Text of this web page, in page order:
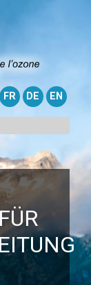
FR DE EN